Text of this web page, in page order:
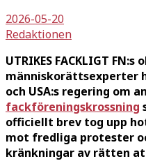
2026-05-20
Redaktionen
UTRIKES FACKLIGT FN:s
människorättsexperter
och USA:s regering om
fackföreningskrossning
officiellt brev tog upp
mot fredliga protester
kränkningar av rätten